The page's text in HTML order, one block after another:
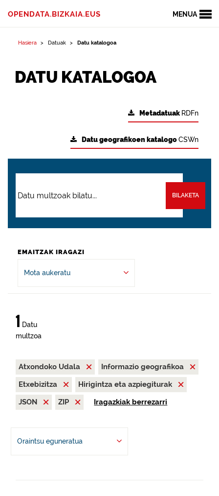
MENUA
OPENDATA.BIZKAIA.EUS
Hasiera Datuak Datu katalogoa
DATU KATALOGOA
Metadatuak RDFn
Datu geografikoen katalogoCSWn
BILAKETA
EMAITZAK IRAGAZI
Mota aukeratu
1 Datu
multzoa
Atxondoko Udala
Informazio geografikoa
Etxebizitza
Hirigintza eta azpiegiturak
JSON
ZIP Iragazkiak berrezarri
Oraintsu eguneratua